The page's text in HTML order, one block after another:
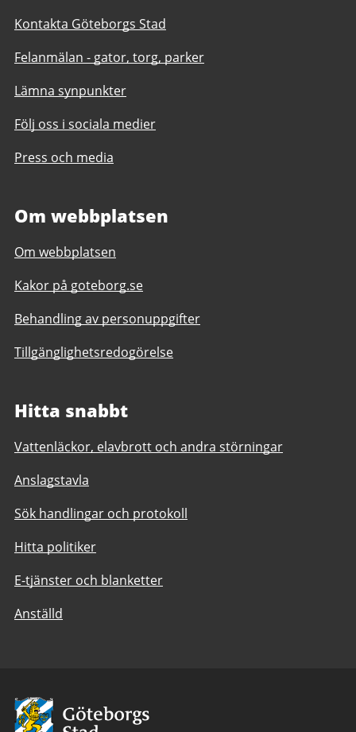
Kontakta Göteborgs Stad
Felanmälan - gator, torg, parker
Lämna synpunkter
Följ oss i sociala medier
Press och media
Om webbplatsen
Om webbplatsen
Kakor på goteborg.se
Behandling av personuppgifter
Tillgänglighetsredogörelse
Hitta snabbt
Vattenläckor, elavbrott och andra störningar
Anslagstavla
Sök handlingar och protokoll
Hitta politiker
E-tjänster och blanketter
Anställd
Avsändare:
Göteborgs